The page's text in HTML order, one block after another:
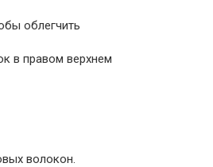
облегчить
в правом верхнем
волокон.